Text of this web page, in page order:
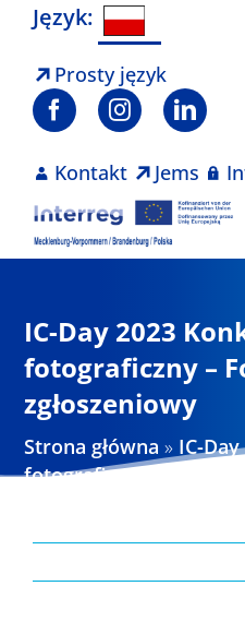
Skip
content
Język:
Prosty język
Kontakt Jems
Projekty
Aktualności
IC-Day 2023
fotograficzny –
zgłoszeniowy
Strona główna » IC-
fotograficzny –